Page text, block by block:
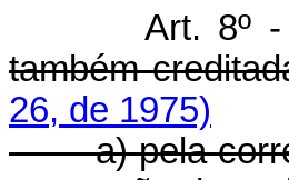
Art. 8º
também
26, de 1975)
a) pela